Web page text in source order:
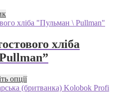
на
сторінці
хліба
опціїЦей
товар